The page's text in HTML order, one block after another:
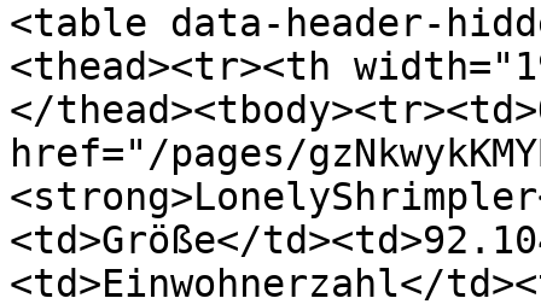
<table data-header-
<thead><tr><th
</
href="/pages/
<td>Größe</
<td>Einwohnerzahl</